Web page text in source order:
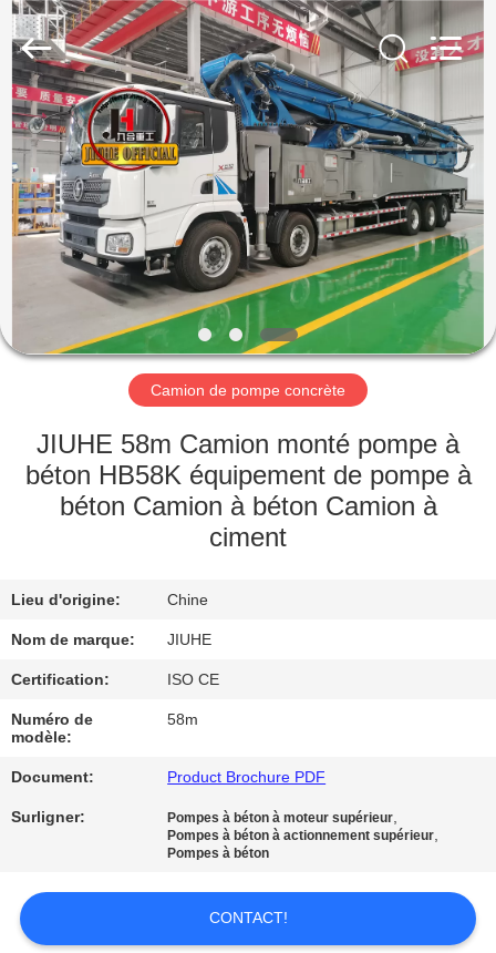
MAISON
PRODUITS
VIDÉOS
EXPOSITION
DE
AU
SUJET
VISITE
D'USINE
CONTRÔLE
DE
QUALITÉ
CONTACT
USA
Jiuhe
Heavy
Industry
Machinery
Co.,
Ltd.
Rights
Reserved.
Camion de pompe concrète
JIUHE 58m Camion monté pompe à
béton HB58K équipement de pompe à
béton Camion à béton Camion à
ciment
Lieu d'origine: Chine
Nom de marque: JIUHE
Certification: ISO CE
Numéro de
modèle:
58m
Document: Product Brochure PDF
Surligner: Pompes à béton à moteur supérieur,
Pompes à béton à actionnement supérieur,
Pompes à béton
CONTACT!